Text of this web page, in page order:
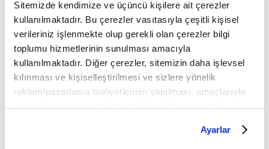
Sitemizde kendimize ve üçüncü kişilere ait çerezler
kullanılmaktadır. Bu çerezler vasıtasıyla çeşitli kişisel
verileriniz işlenmekte olup gerekli olan çerezler bilgi
toplumu hizmetlerinin sunulması amacıyla
kullanılmaktadır. Diğer çerezler, sitemizin daha işlevsel
kılınması ve kişiselleştirilmesi ve sizlere yönelik
reklam/pazarlama faaliyetlerinin yapılması, amaçlarıyla
sınırlı olarak açık rızanız dahilinde kullanılacaktır.
belirleyebilirsiniz. Çerezlere ilişkin detaylı bilgi için
Ayarlar
sahipliği yapacak.
Katılımcılar program boyunca "İleri dönüşümden
dijital sanata", "Oyun hamurundan dijital sanata",
makine öğrenmesi, sanal gerçeklik (VR) ile dijital
illüstrasyon, yapay zeka ile animasyon ve oyun içi